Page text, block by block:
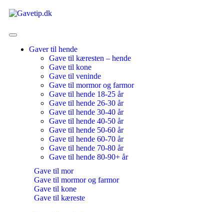
Gaver til hende
Gave til kæresten – hende
Gave til kone
Gave til veninde
Gave til mormor og farmor
Gave til hende 18-25 år
Gave til hende 26-30 år
Gave til hende 30-40 år
Gave til hende 40-50 år
Gave til hende 50-60 år
Gave til hende 60-70 år
Gave til hende 70-80 år
Gave til hende 80-90+ år
Gave til mor
Gave til mormor og farmor
Gave til kone
Gave til kæreste